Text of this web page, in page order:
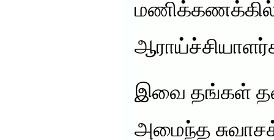
மணிக்கணக்கில்
இவை தங்கள்
அமைந்த